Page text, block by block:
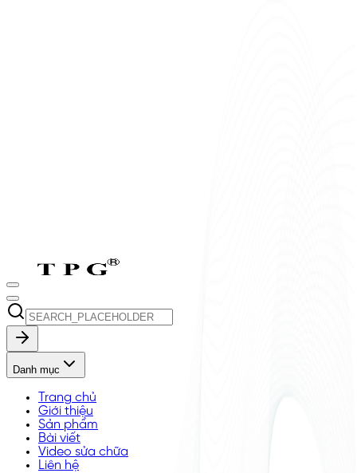
Danh mục
Trang chủ
Giới thiệu
Sản phẩm
Bài viết
Video sửa chữa
Liên hệ